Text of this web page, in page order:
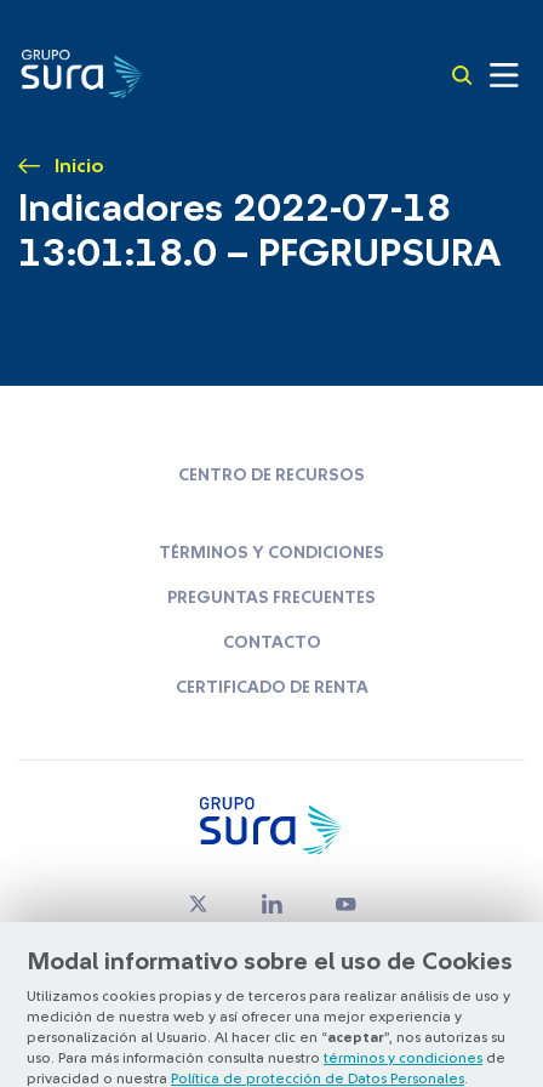
Inicio
Indicadores 2022-07-18
13:01:18.0 – PFGRUPSURA
Modal informativo sobre el uso de Cookies
Utilizamos cookies propias y de terceros para realizar análisis de uso y
medición de nuestra web y así ofrecer una mejor experiencia y
personalización al Usuario. Al hacer clic en “aceptar”, nos autorizas su
uso. Para más información consulta nuestro términos y condiciones de
privacidad o nuestra Política de protección de Datos Personales
CENTRO DE RECURSOS
TÉRMINOS Y CONDICIONES
PREGUNTAS FRECUENTES
CONTACTO
CERTIFICADO DE RENTA
© Copyright Grupo SURA 2026